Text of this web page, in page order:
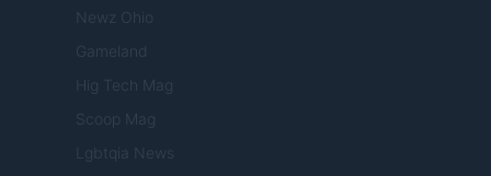
Newz Ohio
Gameland
Hig Tech Mag
Scoop Mag
Lgbtqia News